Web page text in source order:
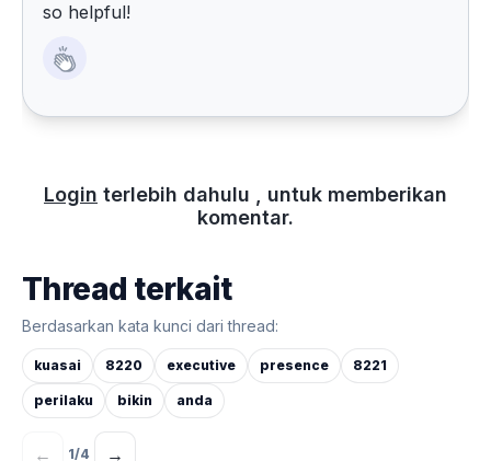
so helpful!
Login terlebih dahulu , untuk memberikan
komentar.
Thread terkait
Berdasarkan kata kunci dari thread:
kuasai 8220 executive presence 8221
perilaku bikin anda
← 1/4 →